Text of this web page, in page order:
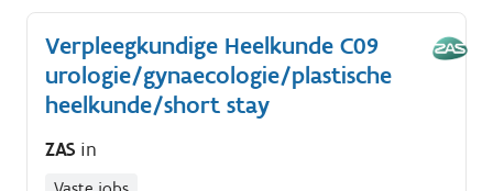
Verpleegkundige Heelkunde C09
urologie/gynaecologie/plastische
heelkunde/short stay
ZAS in